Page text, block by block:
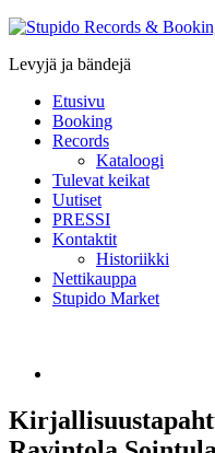
Stupido
&
Levyjä ja bändejä
Etusivu
Booking
Records
Kataloogi
Tulevat keikat
Uutiset
PRESSI
Kontaktit
Historiikki
Nettikauppa
Stupido Market